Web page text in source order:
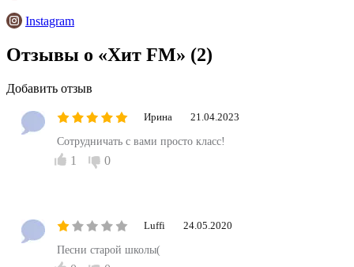
Instagram
Отзывы о «Хит FM» (2)
Добавить отзыв
Ирина 21.04.2023
Сотрудничать с вами просто класс!
1 0
Luffi 24.05.2020
Песни старой школы(